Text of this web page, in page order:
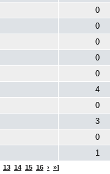
0
0
0
0
0
4
0
3
0
1
13 14 15 16 › »]